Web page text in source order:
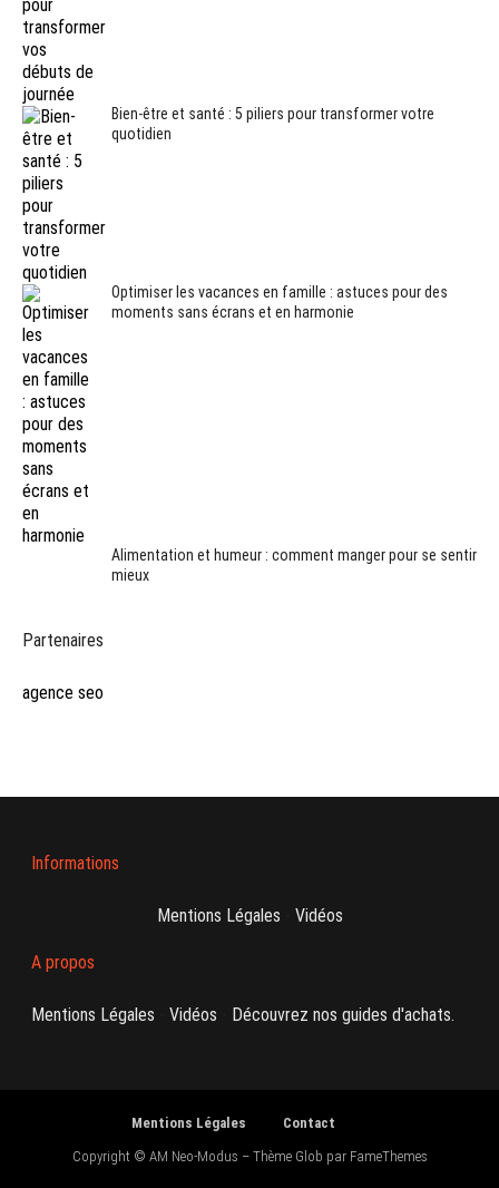
Bien-être et santé : 5 piliers pour transformer votre
quotidien
Optimiser les vacances en famille : astuces pour des
moments sans écrans et en harmonie
Alimentation et humeur : comment manger pour se sentir
mieux
Partenaires
agence seo
Informations
Mentions Légales Vidéos
A propos
Mentions Légales Vidéos Découvrez nos guides d'achats.
Mentions Légales
Contact
Copyright © AM Neo-Modus – Thème Glob par FameThemes